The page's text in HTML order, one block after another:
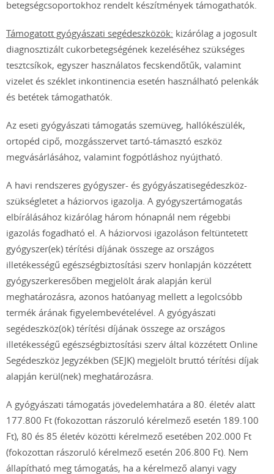
betegségcsoportokhoz rendelt készítmények támogathatók.
Támogatott gyógyászati segédeszközök: kizárólag a jogosult
diagnosztizált cukorbetegségének kezeléséhez szükséges
tesztcsíkok, egyszer használatos fecskendőtűk, valamint
vizelet és széklet inkontinencia esetén használható pelenkák
és betétek támogathatók.
Az eseti gyógyászati támogatás szemüveg, hallókészülék,
ortopéd cipő, mozgásszervet tartó-támasztó eszköz
megvásárlásához, valamint fogpótláshoz nyújtható.
A havi rendszeres gyógyszer- és gyógyászatisegédeszköz-
szükségletet a háziorvos igazolja. A gyógyszertámogatás
elbírálásához kizárólag három hónapnál nem régebbi
igazolás fogadható el. A háziorvosi igazoláson feltüntetett
gyógyszer(ek) térítési díjának összege az országos
illetékességű egészségbiztosítási szerv honlapján közzétett
gyógyszerkeresőben megjelölt árak alapján kerül
meghatározásra, azonos hatóanyag mellett a legolcsóbb
termék árának figyelembevételével. A gyógyászati
segédeszköz(ök) térítési díjának összege az országos
illetékességű egészségbiztosítási szerv által közzétett Online
Segédeszköz Jegyzékben (SEJK) megjelölt bruttó térítési díjak
alapján kerül(nek) meghatározásra.
A gyógyászati támogatás jövedelemhatára a 80. életév alatt
177.800 Ft (fokozottan rászoruló kérelmező esetén 189.100
Ft), 80 és 85 életév közötti kérelmező esetében 202.000 Ft
(fokozottan rászoruló kérelmező esetén 206.800 Ft). Nem
állapítható meg támogatás, ha a kérelmező alanyi vagy